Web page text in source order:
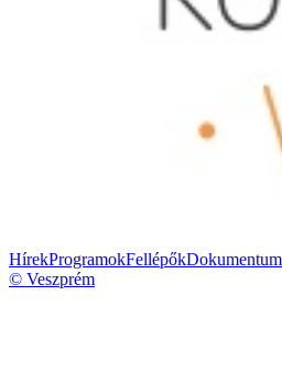
HírekProgramokFellépők
© Veszprém